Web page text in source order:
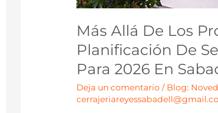
Más Allá De Los
Planificación De
Para 2026 En
Deja un comentario / Blog: